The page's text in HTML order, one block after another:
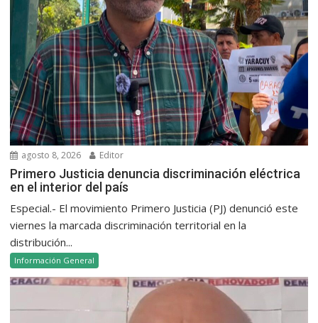
agosto 8, 2026 Editor
Primero Justicia denuncia discriminación eléctrica
en el interior del país
Especial.- El movimiento Primero Justicia (PJ) denunció este
viernes la marcada discriminación territorial en la
distribución...
Información General